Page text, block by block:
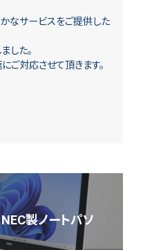
なサービスをご提供した
した。
ご対応させて頂きます。
製ノートパソ